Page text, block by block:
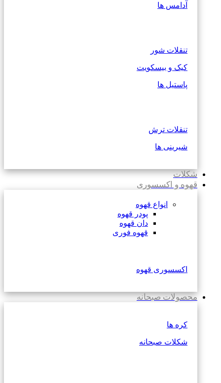
آدامس ها
تنقلات شور
کیک و بیسکویت
پاستیل ها
تنقلات ترش
شیرینی ها
شکلات
قهوه و اکسسوری
انواع قهوه
پودر قهوه
دان قهوه
قهوه فوری
اکسسوری قهوه
محصولات صبحانه
کره ها
شکلات صبحانه